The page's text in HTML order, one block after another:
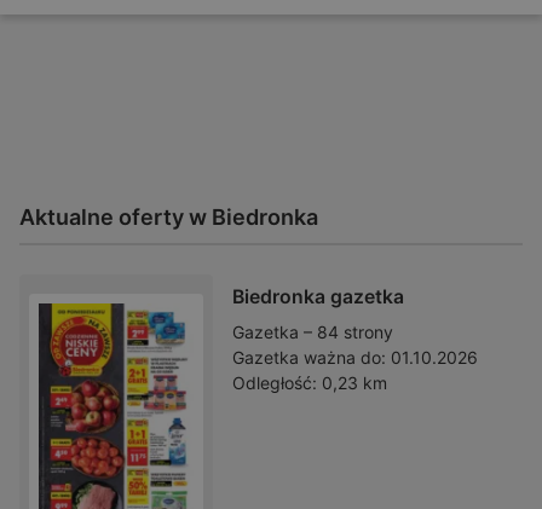
Aktualne oferty w Biedronka
Biedronka gazetka
Gazetka – 84 strony
Gazetka ważna do: 01.10.2026
Odległość: 0,23 km